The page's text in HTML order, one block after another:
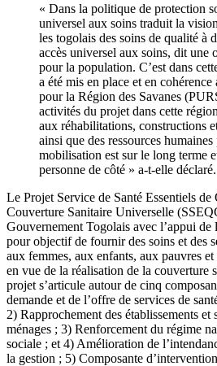
« Dans la politique de protection
universel aux soins traduit la
les togolais des soins de qualité à
accès universel aux soins, dit une
pour la population. C’est dans
a été mis en place et en
pour la Région des Savanes
activités du projet dans cette
aux réhabilitations, constructions
ainsi que des ressources
mobilisation est sur le long terme
personne de côté » a-t-elle déclaré.
Le Projet Service de Santé Essentiels
Couverture Sanitaire Universelle
Gouvernement Togolais avec l’appui
pour objectif de fournir des soins et des
aux femmes, aux enfants, aux pauvres
en vue de la réalisation de la couverture
projet s’articule autour de cinq
demande et de l’offre de services de
2) Rapprochement des établissements et
ménages ; 3) Renforcement du régime
sociale ; et 4) Amélioration de
la gestion ; 5) Composante